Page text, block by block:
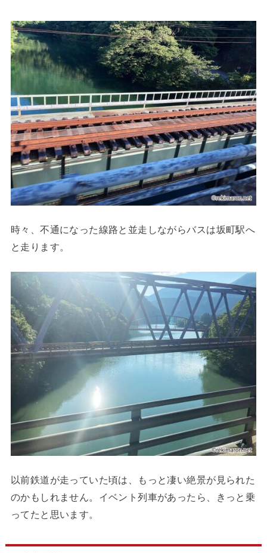
時々、不通になった線路と並走しながらバスは坂町駅へ
と走ります。
以前鉄道が走っていた頃は、もっと凄い絶景が見られた
のかもしれません。イベント列車があったら、きっと乗
ってたと思います。